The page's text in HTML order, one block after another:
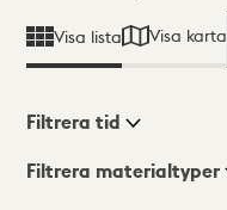
Visa lista Visa karta
Visningsläge
Filtrera tid
Filtrera materialtyper